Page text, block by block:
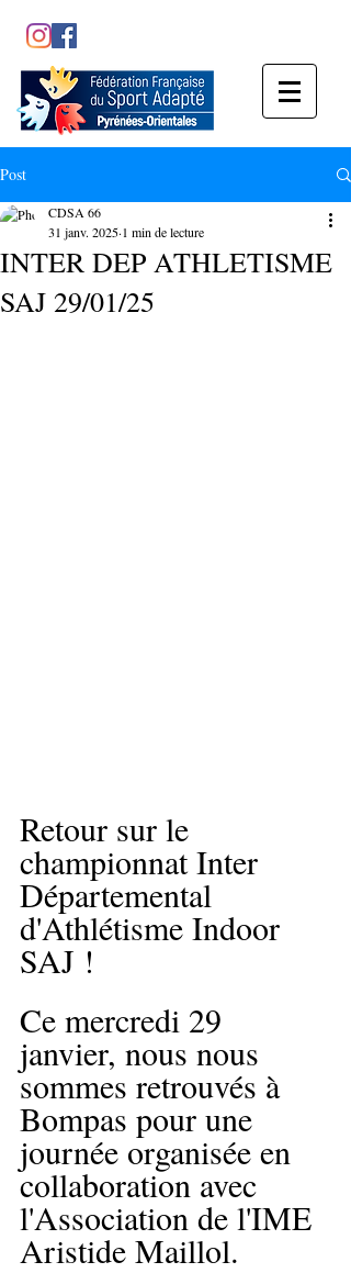
Post
INTER DEP ATHLETISME
SAJ 29/01/25
CDSA 66
31 janv. 2025 1 min de lecture
Retour sur le
championnat Inter
Départemental
d'Athlétisme Indoor
SAJ !
Ce mercredi 29
janvier, nous nous
sommes retrouvés à
Bompas pour une
journée organisée en
collaboration avec
l'Association de l'IME
Aristide Maillol.